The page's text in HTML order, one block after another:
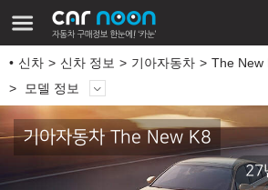
신차 신차 정보 기아자동차
The New
모델 정보
기아자동차 The New K8
27